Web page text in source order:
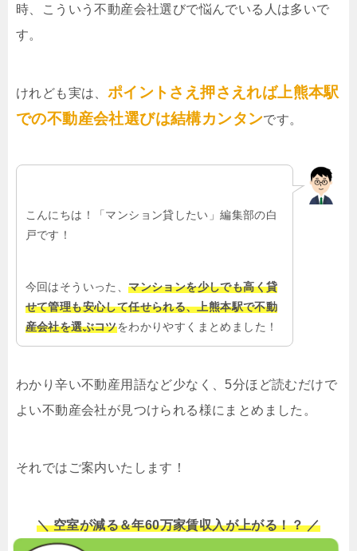
時、こういう不動産会社選びで悩んでいる人は多いで
す。
けれども実は、 ポイントさえ押さえれば上熊本駅
での不動産会社選びは結構カンタンです。
こんにちは！「マンション貸したい」編集部の白
戸です！
今回はそういった、マンションを少しでも高く貸
せて管理も安心して任せられる、上熊本駅で不動
産会社を選ぶコツをわかりやすくまとめました！
わかり辛い不動産用語など少なく、5分ほど読むだけで
よい不動産会社が見つけられる様にまとめました。
それではご案内いたします！
＼ 空室が減る＆年60万家賃収入が上がる！？ ／